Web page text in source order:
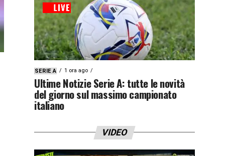
SERIE A 1 ora ago
Ultime Notizie Serie A: tutte le novità
del giorno sul massimo campionato
italiano
VIDEO